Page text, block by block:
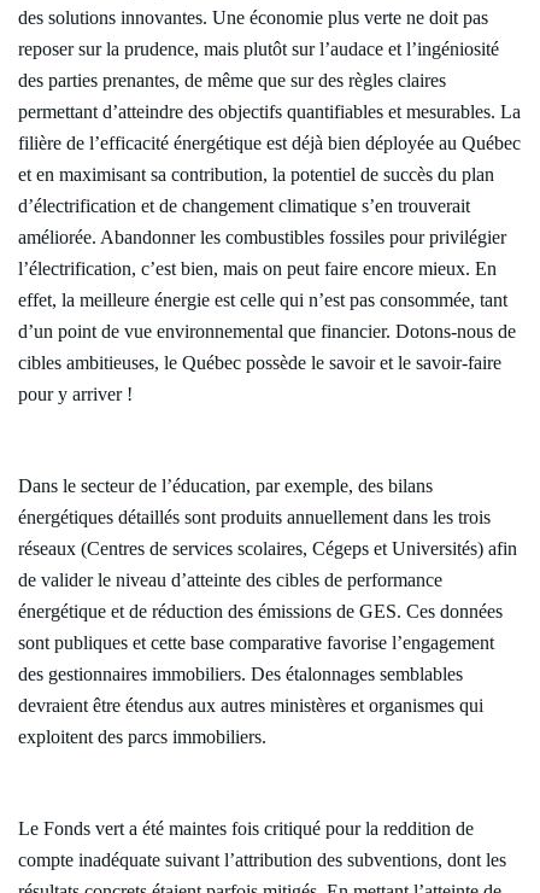
des solutions innovantes. Une économie plus verte ne doit pas
reposer sur la prudence, mais plutôt sur l’audace et l’ingéniosité
des parties prenantes, de même que sur des règles claires
permettant d’atteindre des objectifs quantifiables et mesurables. La
filière de l’efficacité énergétique est déjà bien déployée au Québec
et en maximisant sa contribution, la potentiel de succès du plan
d’électrification et de changement climatique s’en trouverait
améliorée. Abandonner les combustibles fossiles pour privilégier
l’électrification, c’est bien, mais on peut faire encore mieux. En
effet, la meilleure énergie est celle qui n’est pas consommée, tant
d’un point de vue environnemental que financier. Dotons-nous de
cibles ambitieuses, le Québec possède le savoir et le savoir-faire
pour y arriver !
Dans le secteur de l’éducation, par exemple, des bilans
énergétiques détaillés sont produits annuellement dans les trois
réseaux (Centres de services scolaires, Cégeps et Universités) afin
de valider le niveau d’atteinte des cibles de performance
énergétique et de réduction des émissions de GES. Ces données
sont publiques et cette base comparative favorise l’engagement
des gestionnaires immobiliers. Des étalonnages semblables
devraient être étendus aux autres ministères et organismes qui
exploitent des parcs immobiliers.
Le Fonds vert a été maintes fois critiqué pour la reddition de
compte inadéquate suivant l’attribution des subventions, dont les